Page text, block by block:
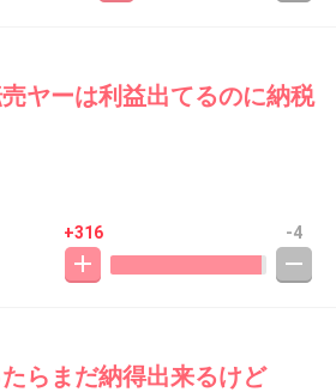
ヤーは利益出てるのに納税
+316 -4
らまだ納得出来るけど